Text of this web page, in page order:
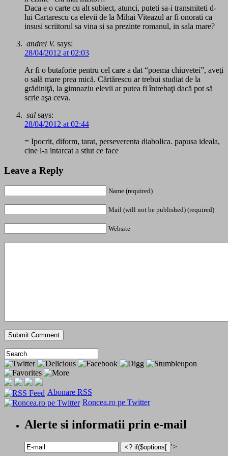
Daca e o carte cu alt subiect, atunci, puteti sa-i transmiteti d-
lui Cartarescu ca elevii de la Mihai Viteazul ar fi onorati ca
insusi scriitorul sa vina si sa prezinte romanul, in sala mare?
andrei V. says:
28/04/2012 at 02:03
Ar fi o butaforie pentru cel care a dat “poema chiuvetei”, aveţi
o sală mare prea mică. Cărtărescu ar trebui studiat de la
grădiniţă, la gimnaziu elevii ar putea fi întrebaţi dacă pot să
scrie aşa ceva.
sal says:
28/04/2012 at 02:44
= Ipocrit, diform, tarat, perseverenta diabolica. papusa ideala,
cine l-a intarcat a stiut ce face
Leave a Reply
Name (required)
Mail (will not be published) (required)
Website
Abonare RSS
Roncea.ro pe Twitter
Alerte si informatii prin e-mail
'>